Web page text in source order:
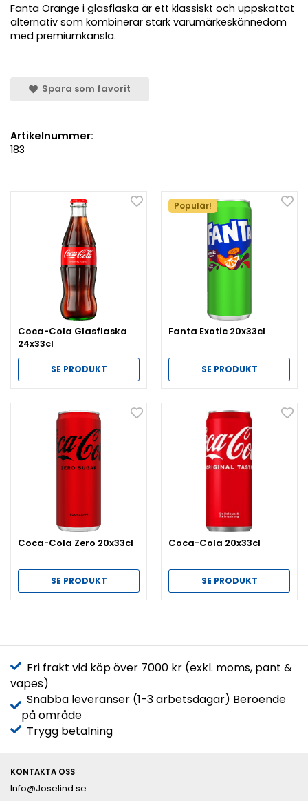
Fanta Orange i glasflaska är ett klassiskt och uppskattat
alternativ som kombinerar stark varumärkeskännedom
med premiumkänsla.
Spara som favorit
Artikelnummer:
183
Coca-Cola Glasflaska
24x33cl
SE PRODUKT
Populär!
Fanta Exotic 20x33cl
SE PRODUKT
Coca-Cola Zero 20x33cl
SE PRODUKT
Coca-Cola 20x33cl
SE PRODUKT
Fri frakt vid köp över 7000 kr (exkl. moms, pant &
vapes)
Snabba leveranser (1-3 arbetsdagar) Beroende
på område
Trygg betalning
KONTAKTA OSS
Info@Joselind.se